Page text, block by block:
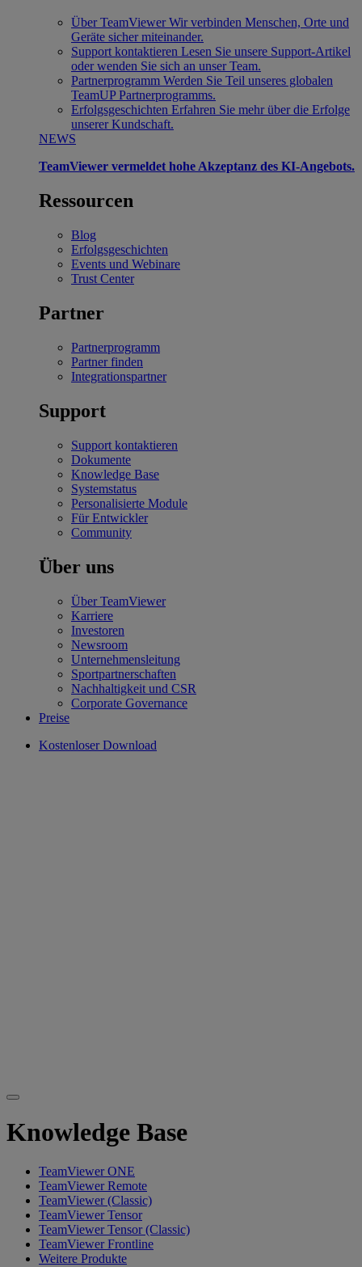
Über TeamViewer Wir verbinden Menschen, Orte und
Geräte sicher miteinander.
Support kontaktieren Lesen Sie unsere Support-Artikel
oder wenden Sie sich an unser Team.
Partnerprogramm Werden Sie Teil unseres globalen
TeamUP Partnerprogramms.
Erfolgsgeschichten Erfahren Sie mehr über die Erfolge
unserer Kundschaft.
NEWS
TeamViewer vermeldet hohe Akzeptanz des KI-Angebots.
Ressourcen
Blog
Erfolgsgeschichten
Events und Webinare
Trust Center
Partner
Partnerprogramm
Partner finden
Integrationspartner
Support
Support kontaktieren
Dokumente
Knowledge Base
Systemstatus
Personalisierte Module
Für Entwickler
Community
Über uns
Über TeamViewer
Karriere
Investoren
Newsroom
Unternehmensleitung
Sportpartnerschaften
Nachhaltigkeit und CSR
Corporate Governance
Preise
Kostenloser Download
Knowledge Base
TeamViewer ONE
TeamViewer Remote
TeamViewer (Classic)
TeamViewer Tensor
TeamViewer Tensor (Classic)
TeamViewer Frontline
Weitere Produkte